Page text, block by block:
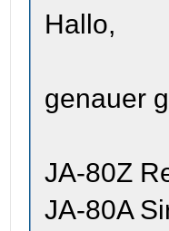
Hallo,
genauer
JA-80Z
JA-80A